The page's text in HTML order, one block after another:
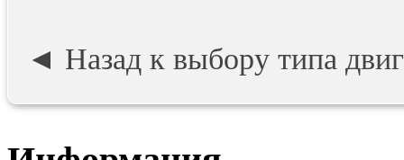
◄ Назад к выбору типа